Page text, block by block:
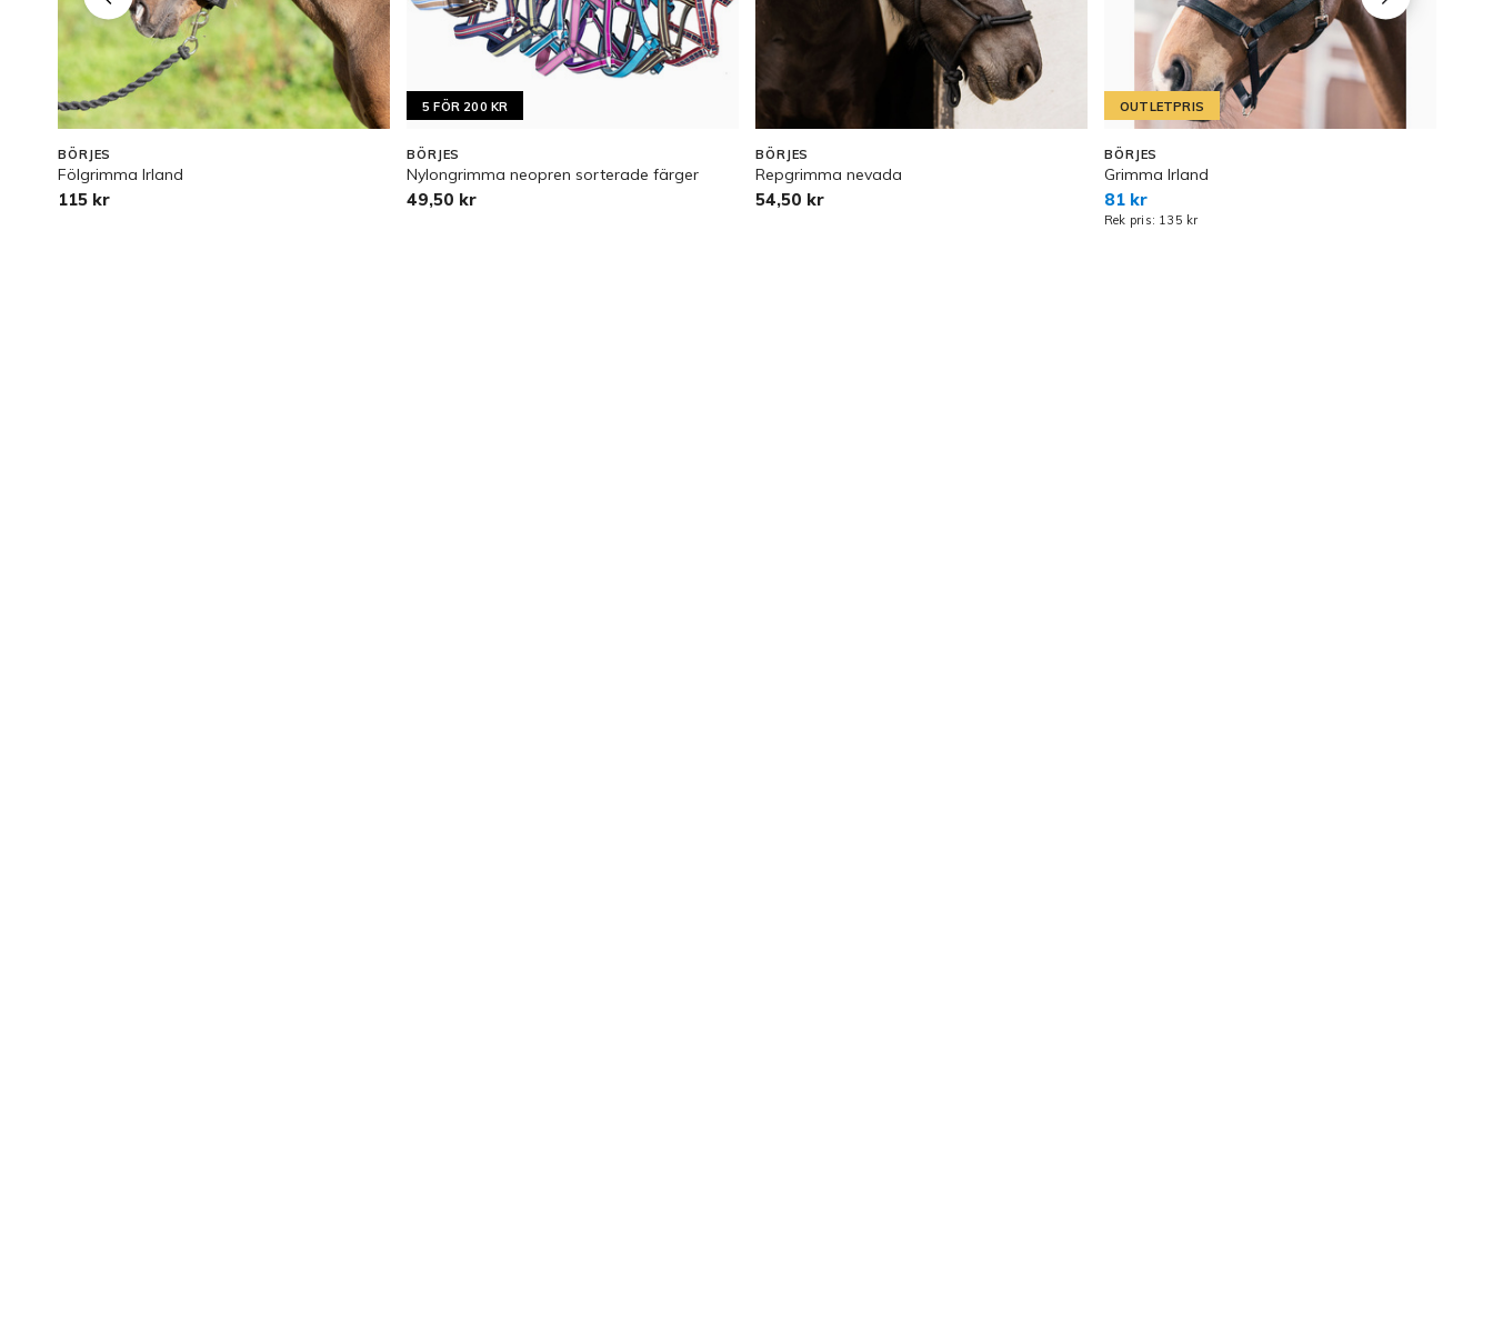
BÖRJES
Fölgrimma Irland
115 kr
5 FÖR 200 KR
BÖRJES
Nylongrimma neopren sorterade färger
49,50 kr
BÖRJES
Repgrimma nevada
54,50 kr
OUTLETPRIS
BÖRJES
Grimma Irland
81 kr
Rek pris: 135 kr